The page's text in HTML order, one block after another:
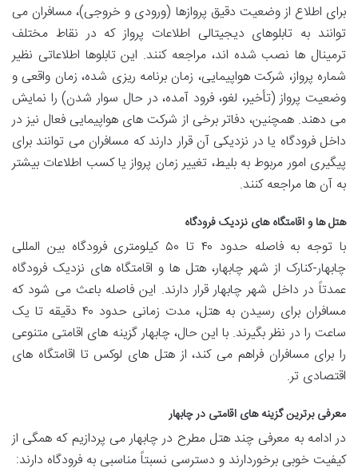
برای اطلاع از وضعیت دقیق پروازها (ورودی و خروجی)، مسافران می
توانند به تابلوهای دیجیتالی اطلاعات پرواز که در نقاط مختلف
ترمینال ها نصب شده اند، مراجعه کنند. این تابلوها اطلاعاتی نظیر
شماره پرواز، شرکت هواپیمایی، زمان برنامه ریزی شده، زمان واقعی و
وضعیت پرواز (تأخیر، لغو، فرود آمده، در حال سوار شدن) را نمایش
می دهند. همچنین، دفاتر برخی از شرکت های هواپیمایی فعال نیز در
داخل فرودگاه یا در نزدیکی آن قرار دارند که مسافران می توانند برای
پیگیری امور مربوط به بلیط، تغییر زمان پرواز یا کسب اطلاعات بیشتر
به آن ها مراجعه کنند.
هتل ها و اقامتگاه های نزدیک فرودگاه
با توجه به فاصله حدود ۴۰ تا ۵۰ کیلومتری فرودگاه بین المللی
چابهار-کنارک از شهر چابهار، هتل ها و اقامتگاه های نزدیک فرودگاه
عمدتاً در داخل شهر چابهار قرار دارند. این فاصله باعث می شود که
مسافران برای رسیدن به هتل، مدت زمانی حدود ۴۰ دقیقه تا یک
ساعت را در نظر بگیرند. با این حال، چابهار گزینه های اقامتی متنوعی
را برای مسافران فراهم می کند، از هتل های لوکس تا اقامتگاه های
اقتصادی تر.
معرفی برترین گزینه های اقامتی در چابهار
در ادامه به معرفی چند هتل مطرح در چابهار می پردازیم که همگی از
کیفیت خوبی برخوردارند و دسترسی نسبتاً مناسبی به فرودگاه دارند: